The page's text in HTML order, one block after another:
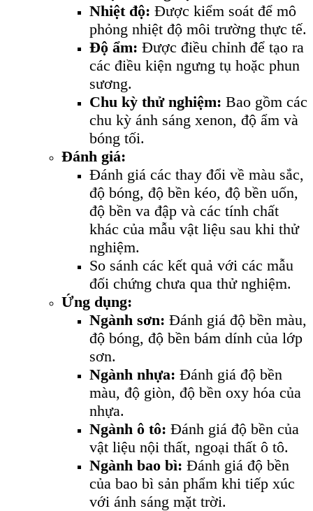
Nhiệt độ: Được kiểm soát để mô
phỏng nhiệt độ môi trường thực tế.
Độ ẩm: Được điều chỉnh để tạo ra
các điều kiện ngưng tụ hoặc phun
sương.
Chu kỳ thử nghiệm: Bao gồm các
chu kỳ ánh sáng xenon, độ ẩm và
bóng tối.
Đánh giá:
Đánh giá các thay đổi về màu sắc,
độ bóng, độ bền kéo, độ bền uốn,
độ bền va đập và các tính chất
khác của mẫu vật liệu sau khi thử
nghiệm.
So sánh các kết quả với các mẫu
đối chứng chưa qua thử nghiệm.
Ứng dụng:
Ngành sơn: Đánh giá độ bền màu,
độ bóng, độ bền bám dính của lớp
sơn.
Ngành nhựa: Đánh giá độ bền
màu, độ giòn, độ bền oxy hóa của
nhựa.
Ngành ô tô: Đánh giá độ bền của
vật liệu nội thất, ngoại thất ô tô.
Ngành bao bì: Đánh giá độ bền
của bao bì sản phẩm khi tiếp xúc
với ánh sáng mặt trời.